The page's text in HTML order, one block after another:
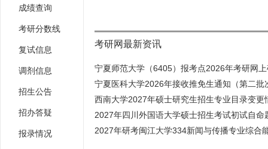
成绩查询
考研分数线
复试信息
调剂信息
招生公告
招办答疑
报录情况
考研网最新资讯
宁夏师范大学（6405）报考点2026年考研网
宁夏医科大学2026年接收推免生通知（第二批
西南大学2027年硕士研究生招生专业目录变更
2027年四川外国语大学硕士招生考试初试自命
2027年研考闽江大学334新闻与传播专业综合